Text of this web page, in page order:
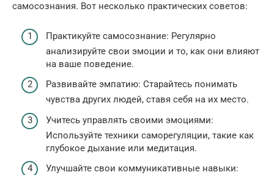
самосознания. Вот несколько практических советов:
Практикуйте самосознание: Регулярно
анализируйте свои эмоции и то, как они влияют
на ваше поведение.
Развивайте эмпатию: Старайтесь понимать
чувства других людей, ставя себя на их место.
Учитесь управлять своими эмоциями:
Используйте техники саморегуляции, такие как
глубокое дыхание или медитация.
Улучшайте свои коммуникативные навыки: